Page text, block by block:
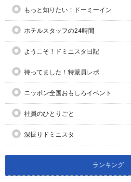
もっと知りたい！ドーミーイン
ホテルスタッフの24時間
ようこそ！ドミニスタ日記
待ってました！特派員レポ
ニッポン全国おもしろイベント
社員のひとりごと
深掘りドミニスタ
ランキング